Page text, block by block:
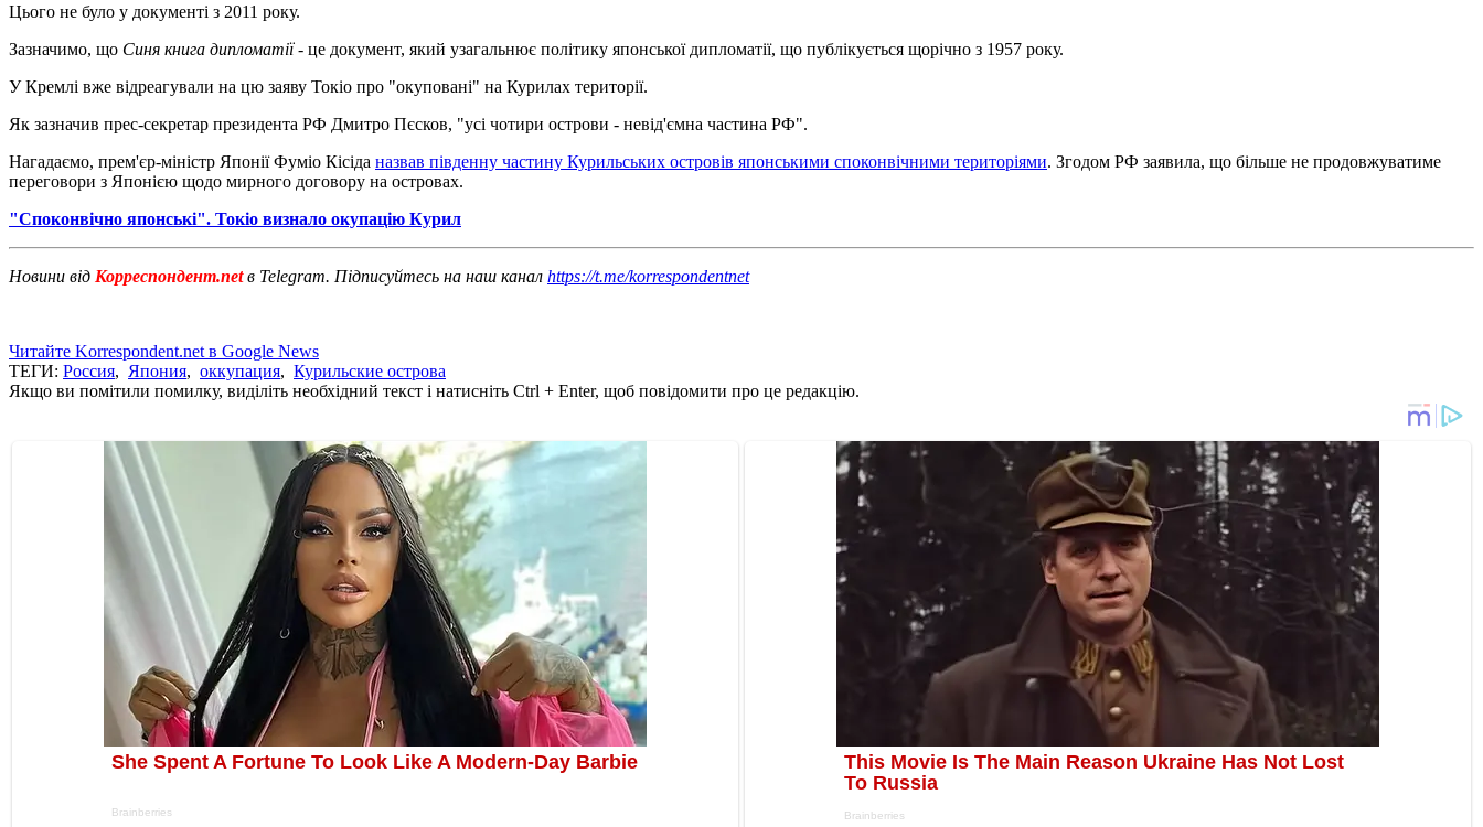
Цього не було у документі з 2011 року.
Зазначимо, що Синя книга дипломатії- це документ, який узагальнює політику японської дипломатії, що публікується щорічно з 1957 року.
У Кремлі вже відреагували на цю заяву Токіо про "окуповані" на Курилах території.
Як зазначив прес-секретар президента РФ Дмитро Пєсков, "усі чотири острови - невід'ємна частина РФ".
Нагадаємо, прем'єр-міністр Японії Фуміо Кісіда назвав південну частину Курильських островів японськими споконвічними територіями. Згодом РФ заявила, що більше не продовжуватиме
переговори з Японією щодо мирного договору на островах.
"Споконвічно японські". Токіо визнало окупацію Курил
Новини від Корреспондент.netв Telegram. Підписуйтесь на наш канал https://t.me/korrespondentnet
Читайте Korrespondent.net в Google News
ТЕГИ: Россия, Япония, оккупация, Курильские острова
Якщо ви помітили помилку, виділіть необхідний текст і натисніть Ctrl + Enter, щоб повідомити про це редакцію.